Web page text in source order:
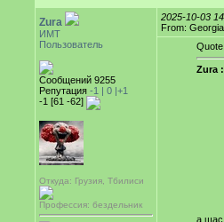
Zura
ИМТ
Пользователь
Сообщений 9255
Репутация -1 | 0 |+1
-1 [61 -62]
Откуда: Грузия, Тбилиси
Профессия: бездельник
2025-10-03
From: Georgia
Quote
Zura :
а щас